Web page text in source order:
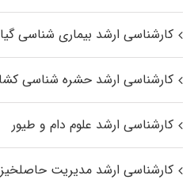
کارشناسی ارشد بیماری‌ شناسی
کارشناسی ارشد حشره‌ شناسی
کارشناسی ارشد علوم دام و طیور
کارشناسی ارشد مدیریت